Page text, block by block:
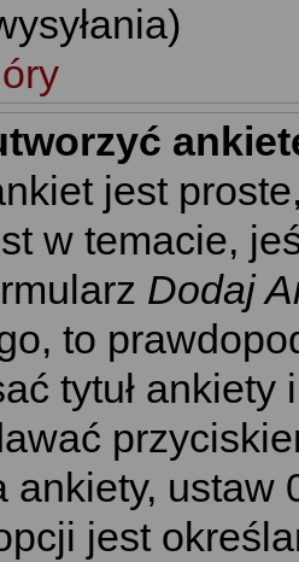
jest
w temacie,
Dodaj
to
tytuł
ankiety, ustaw
jest